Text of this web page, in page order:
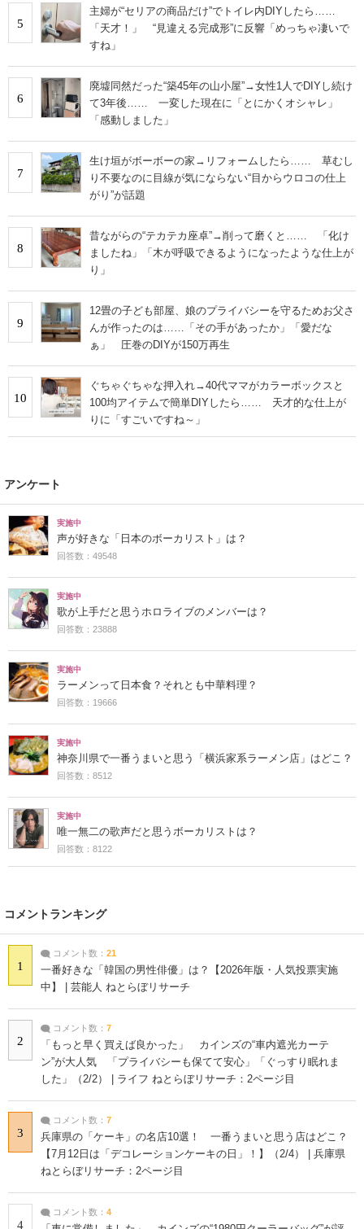
5
主婦が“セリアの商品だけ”でトイレ内DIYしたら……
「天才！」 “見違える完成形”に反響「めっちゃ凄いで
すね」
6
廃墟同然だった“築45年の山小屋”→女性1人でDIYし続け
て3年後…… 一変した現在に「とにかくオシャレ」
「感動しました」
7
生け垣がボーボーの家→リフォームしたら…… 草むし
り不要なのに目線が気にならない“目からウロコの仕上
がり”が話題
8
昔ながらの“テカテカ座卓”→削って磨くと…… 「化け
ましたね」「木が呼吸できるようになったような仕上が
り」
9
12畳の子ども部屋、娘のプライバシーを守るためお父さ
んが作ったのは……「その手があったか」「愛だな
ぁ」 圧巻のDIYが150万再生
10
ぐちゃぐちゃな押入れ→40代ママがカラーボックスと
100均アイテムで簡単DIYしたら…… 天才的な仕上が
りに「すごいですね～」
アンケート
実施中
声が好きな「日本のボーカリスト」は？
回答数：49548
実施中
歌が上手だと思うホロライブのメンバーは？
回答数：23888
実施中
ラーメンって日本食？それとも中華料理？
回答数：19666
実施中
神奈川県で一番うまいと思う「横浜家系ラーメン店」はどこ？
回答数：8512
実施中
唯一無二の歌声だと思うボーカリストは？
回答数：8122
コメントランキング
1
コメント数： 21
一番好きな「韓国の男性俳優」は？【2026年版・人気投票実施
中】 | 芸能人 ねとらぼリサーチ
2
コメント数： 7
「もっと早く買えば良かった」 カインズの“車内遮光カーテ
ン”が大人気 「プライバシーも保てて安心」「ぐっすり眠れま
した」（2/2） | ライフ ねとらぼリサーチ：2ページ目
3
コメント数： 7
兵庫県の「ケーキ」の名店10選！ 一番うまいと思う店はどこ？
【7月12日は「デコレーションケーキの日」！】（2/4） | 兵庫県
ねとらぼリサーチ：2ページ目
4
コメント数： 4